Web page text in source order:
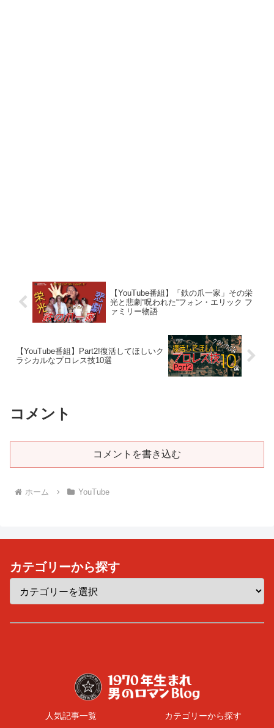
【YouTube番組】「鉄の爪一家」その栄
光と悲劇“呪われた“フォン・エリック フ
ァミリー物語
【YouTube番組】Part2!復活してほしいク
ラシカルなプロレス技10選
コメント
コメントを書き込む
ホーム YouTube
カテゴリーから探す
人気記事一覧 カテゴリーから探す